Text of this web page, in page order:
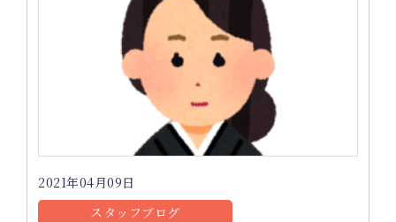
2021年04月09日
スタッフブログ